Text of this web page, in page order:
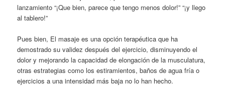
lanzamiento “¡Que bien, parece que tengo menos dolor!” “¡y llego
al tablero!”
Pues bien, El masaje es una opción terapéutica que ha
demostrado su validez después del ejercicio, disminuyendo el
dolor y mejorando la capacidad de elongación de la musculatura,
otras estrategias como los estiramientos, baños de agua fría o
ejercicios a una intensidad más baja no lo han hecho.